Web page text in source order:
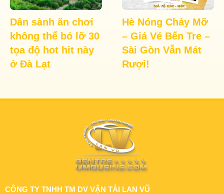
Dân sành ăn chơi
không thể bỏ lỡ 30
tọa độ hot hit này
ở Đà Lạt
Hè Nóng Chảy Mỡ
– Giá Vé Bến Tre –
Sài Gòn Vẫn Mát
Rượi!
CÔNG TY TNHH TM DV VẬN TẢI LAN VŨ